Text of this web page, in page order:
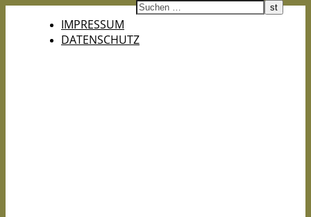
IMPRESSUM
DATENSCHUTZ